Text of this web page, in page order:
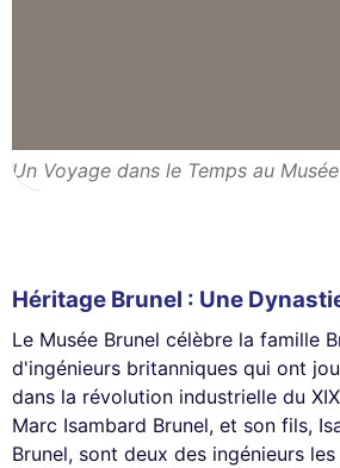
Un Voyage dans le Temps au
Héritage Brunel : Une
Le Musée Brunel célèbre la famille
d'ingénieurs britanniques qui ont
dans la révolution industrielle du
Marc Isambard Brunel, et son fils,
Brunel, sont deux des ingénieurs